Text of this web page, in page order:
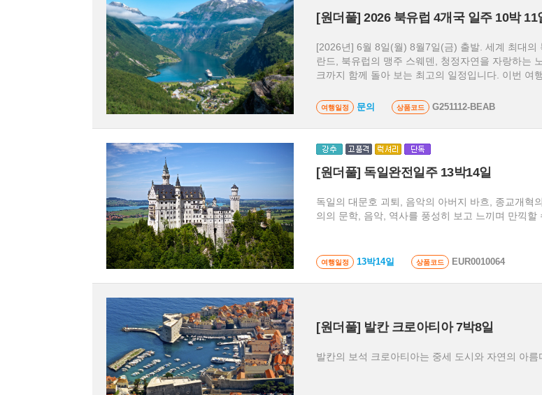
[원더풀] 2026 북유럽 4개국 일주 10박 11
[2026년] 6월 8일(월) 8월7일(금) 출발. 세계 최대의 복지국가들로 구성된 북유럽의 숨은 강자 핀
란드, 북유럽의 맹주 스웨덴, 청정자연을 자랑하는
크까지 함께 돌아 보는 최고의 일정입니다. 이번 여
여행일정 문의 상품코드 G251112-BEAB
[원더풀] 독일완전일주 13박14일
독일의 대문호 괴퇴, 음악의 아버지 바흐, 종교개혁의 산 역사 루터까
의의 문학, 음악, 역사를 풍성히 보고 느끼며 만끽할
여행일정 13박14일 상품코드 EUR0010064
[원더풀] 발칸 크로아티아 7박8일
발칸의 보석 크로아티아는 중세 도시와 자연의 아